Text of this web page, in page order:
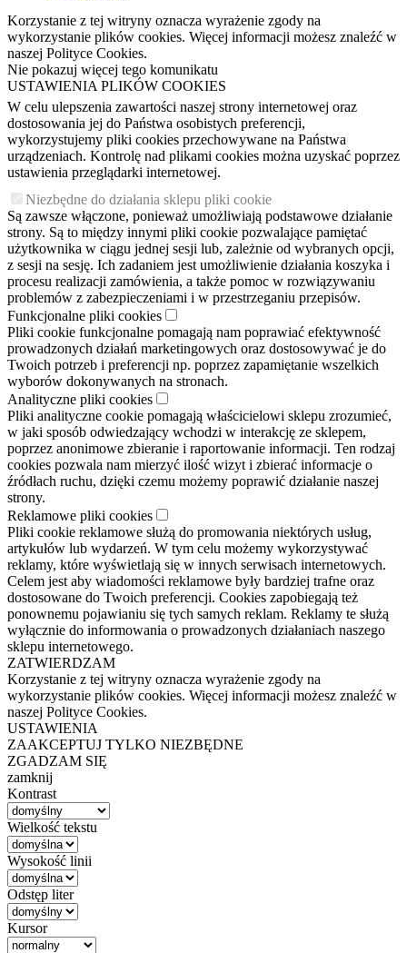
Korzystanie z tej witryny oznacza wyrażenie zgody na
wykorzystanie plików cookies. Więcej informacji możesz znaleźć w
naszej Polityce Cookies.
Nie pokazuj więcej tego komunikatu
USTAWIENIA PLIKÓW COOKIES
W celu ulepszenia zawartości naszej strony internetowej oraz
dostosowania jej do Państwa osobistych preferencji,
wykorzystujemy pliki cookies przechowywane na Państwa
urządzeniach. Kontrolę nad plikami cookies można uzyskać poprzez
ustawienia przeglądarki internetowej.
Niezbędne do działania sklepu pliki cookie
Są zawsze włączone, ponieważ umożliwiają podstawowe działanie
strony. Są to między innymi pliki cookie pozwalające pamiętać
użytkownika w ciągu jednej sesji lub, zależnie od wybranych opcji,
z sesji na sesję. Ich zadaniem jest umożliwienie działania koszyka i
procesu realizacji zamówienia, a także pomoc w rozwiązywaniu
problemów z zabezpieczeniami i w przestrzeganiu przepisów.
Funkcjonalne pliki cookies
Pliki cookie funkcjonalne pomagają nam poprawiać efektywność
prowadzonych działań marketingowych oraz dostosowywać je do
Twoich potrzeb i preferencji np. poprzez zapamiętanie wszelkich
wyborów dokonywanych na stronach.
Analityczne pliki cookies
Pliki analityczne cookie pomagają właścicielowi sklepu zrozumieć,
w jaki sposób odwiedzający wchodzi w interakcję ze sklepem,
poprzez anonimowe zbieranie i raportowanie informacji. Ten rodzaj
cookies pozwala nam mierzyć ilość wizyt i zbierać informacje o
źródłach ruchu, dzięki czemu możemy poprawić działanie naszej
strony.
Reklamowe pliki cookies
Pliki cookie reklamowe służą do promowania niektórych usług,
artykułów lub wydarzeń. W tym celu możemy wykorzystywać
reklamy, które wyświetlają się w innych serwisach internetowych.
Celem jest aby wiadomości reklamowe były bardziej trafne oraz
dostosowane do Twoich preferencji. Cookies zapobiegają też
ponownemu pojawianiu się tych samych reklam. Reklamy te służą
wyłącznie do informowania o prowadzonych działaniach naszego
sklepu internetowego.
ZATWIERDZAM
Korzystanie z tej witryny oznacza wyrażenie zgody na
wykorzystanie plików cookies. Więcej informacji możesz znaleźć w
naszej Polityce Cookies.
USTAWIENIA
ZAAKCEPTUJ TYLKO NIEZBĘDNE
ZGADZAM SIĘ
zamknij
Kontrast
Wielkość tekstu
Wysokość linii
Odstęp liter
Kursor